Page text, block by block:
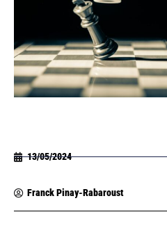
13/05/2024
Franck Pinay-Rabaroust